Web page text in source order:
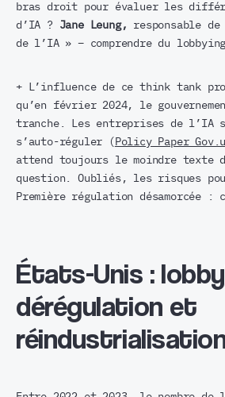
bras droit pour évaluer les
d’IA ? Jane Leung, responsable
de l’IA » – comprendre du
+ L’influence de ce think tank
qu’en février 2024, le
tranche. Les entreprises de l’IA
s’auto-réguler ( Policy Paper
attend toujours le moindre texte
question. Oubliés, les risques
Première régulation désamorcée :
États-Unis :
dérégulation et